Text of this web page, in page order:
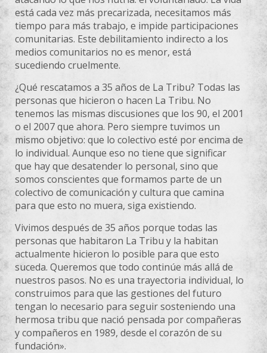
está cada vez más precarizada, necesitamos más
tiempo para más trabajo, e impide participaciones
comunitarias. Este debilitamiento indirecto a los
medios comunitarios no es menor, está
sucediendo cruelmente.
¿Qué rescatamos a 35 años de La Tribu? Todas las
personas que hicieron o hacen La Tribu. No
tenemos las mismas discusiones que los 90, el 2001
o el 2007 que ahora. Pero siempre tuvimos un
mismo objetivo: que lo colectivo esté por encima de
lo individual. Aunque eso no tiene que significar
que hay que desatender lo personal, sino que
somos conscientes que formamos parte de un
colectivo de comunicación y cultura que camina
para que esto no muera, siga existiendo.
Vivimos después de 35 años porque todas las
personas que habitaron La Tribu y la habitan
actualmente hicieron lo posible para que esto
suceda. Queremos que todo continúe más allá de
nuestros pasos. No es una trayectoria individual, lo
construimos para que las gestiones del futuro
tengan lo necesario para seguir sosteniendo una
hermosa tribu que nació pensada por compañeras
y compañeros en 1989, desde el corazón de su
fundación».